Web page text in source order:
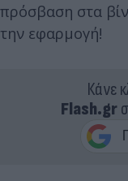
πρόσβαση στα
την εφαρμογή!
Κάνε
Flash.gr